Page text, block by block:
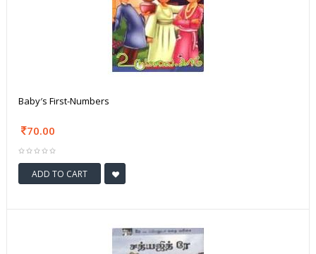
Baby′s First-Numbers
70.00
ADD TO CART